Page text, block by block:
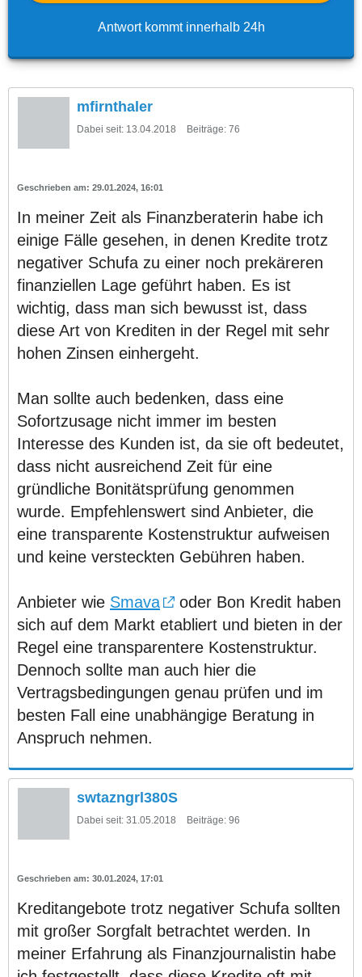
Antwort kommt innerhalb 24h
mfirnthaler
Dabei seit: 13.04.2018 Beiträge: 76
29.01.2024, 16:01
In meiner Zeit als Finanzberaterin habe ich
einige Fälle gesehen, in denen Kredite trotz
negativer Schufa zu einer noch prekäreren
finanziellen Lage geführt haben. Es ist
wichtig, dass man sich bewusst ist, dass
diese Art von Krediten in der Regel mit sehr
hohen Zinsen einhergeht.
Man sollte auch bedenken, dass eine
Sofortzusage nicht immer im besten
Interesse des Kunden ist, da sie oft bedeutet,
dass nicht ausreichend Zeit für eine
gründliche Bonitätsprüfung genommen
wurde. Empfehlenswert sind Anbieter, die
eine transparente Kostenstruktur aufweisen
und keine versteckten Gebühren haben.
Anbieter wie Smava
oder Bon Kredit haben
sich auf dem Markt etabliert und bieten in der
Regel eine transparentere Kostenstruktur.
Dennoch sollte man auch hier die
Vertragsbedingungen genau prüfen und im
besten Fall eine unabhängige Beratung in
Anspruch nehmen.
swtazngrl380S
Dabei seit: 31.05.2018 Beiträge: 96
30.01.2024, 17:01
Kreditangebote trotz negativer Schufa sollten
mit großer Sorgfalt betrachtet werden. In
meiner Erfahrung als Finanzjournalistin habe